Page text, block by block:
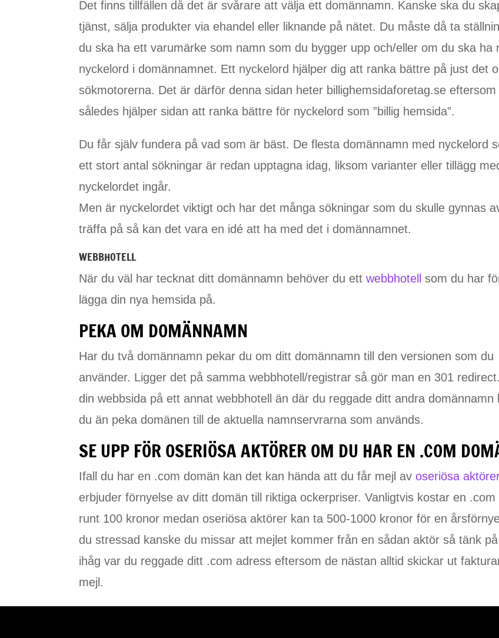
Det finns tillfällen då det är svårare att välja ett domännamn. Kanske ska du
tjänst, sälja produkter via ehandel eller liknande på nätet. Du måste då ta
du ska ha ett varumärke som namn som du bygger upp och/eller om du ska ha
nyckelord i domännamnet. Ett nyckelord hjälper dig att ranka bättre på just det
sökmotorerna. Det är därför denna sidan heter billighemsidaforetag.se eftersom
således hjälper sidan att ranka bättre för nyckelord som ”billig hemsida”.
Du får själv fundera på vad som är bäst. De flesta domännamn med nyckelord
ett stort antal sökningar är redan upptagna idag, liksom varianter eller tillägg
nyckelordet ingår.
Men är nyckelordet viktigt och har det många sökningar som du skulle gynnas
träffa på så kan det vara en idé att ha med det i domännamnet.
WEBBHOTELL
När du väl har tecknat ditt domännamn behöver du ettwebbhotell
som du har
lägga din nya hemsida på.
PEKA OM DOMÄNNAMN
Har du två domännamn pekar du om ditt domännamn till den versionen som du
använder. Ligger det på samma webbhotell/registrar så gör man en 301
din webbsida på ett annat webbhotell än där du reggade ditt andra domännamn
du än peka domänen till de aktuella namnservrarna som används.
SE UPP FÖR OSERIÖSA AKTÖRER OM DU HAR EN .COM
Ifall du har en .com domän kan det kan hända att du får mejl avoseriösa
erbjuder förnyelse av ditt domän till riktiga ockerpriser. Vanligtvis kostar en .com
runt 100 kronor medan oseriösa aktörer kan ta 500-1000 kronor för en
du stressad kanske du missar att mejlet kommer från en sådan aktör så tänk
ihåg var du reggade ditt .com adress eftersom de nästan alltid skickar ut
mejl.